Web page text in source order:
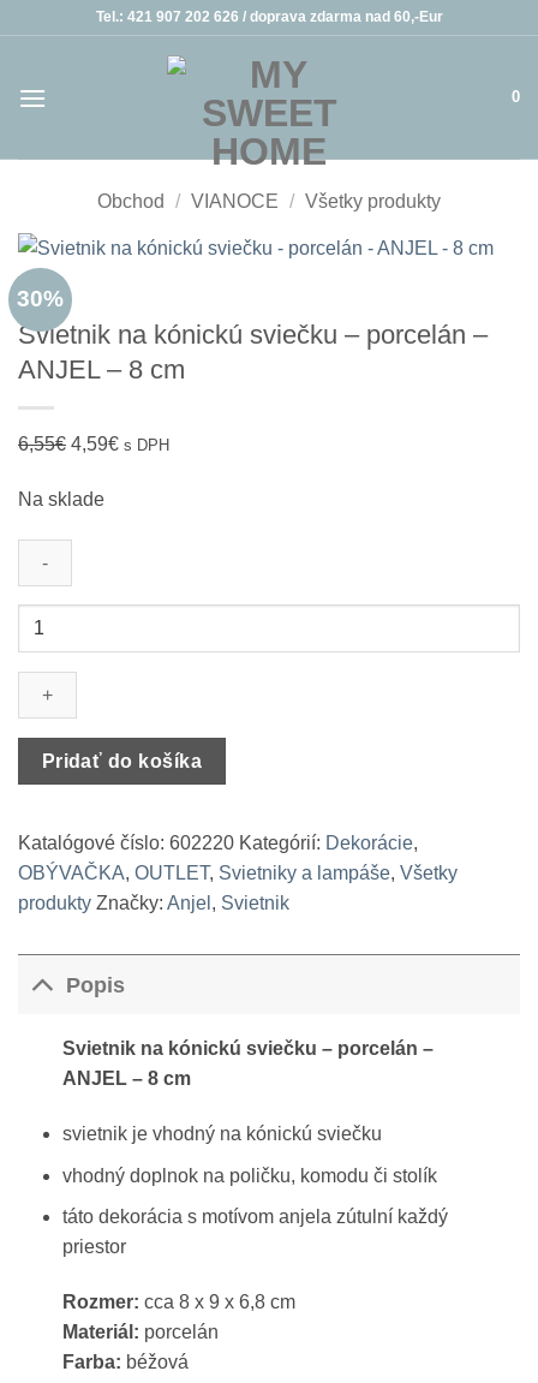
Tel.: 421 907 202 626 / doprava zdarma nad 60,-Eur
0
Obchod / VIANOCE / Všetky produkty
30%
Svietnik na kónickú sviečku – porcelán –
ANJEL – 8 cm
6,55€ Pôvodná
bola:
4,59€Aktuálna
s DPH
Na sklade
množstvo
na
kónickú
porcelán
ANJEL
-
Pridať do košíka
Katalógové číslo: 602220 Kategórií: Dekorácie,
OBÝVAČKA, OUTLET, Svietniky a lampáše, Všetky
produkty Značky: Anjel , Svietnik
Popis
Svietnik na kónickú sviečku – porcelán –
ANJEL – 8 cm
svietnik je vhodný na kónickú sviečku
vhodný doplnok na poličku, komodu či stolík
táto dekorácia s motívom anjela zútulní každý
priestor
Rozmer: cca 8 x 9 x 6,8 cm
Materiál: porcelán
Farba: béžová